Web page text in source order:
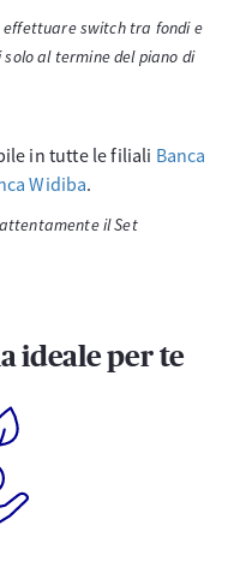
effettuare switch tra fondi e
al termine del piano di
in tutte le filiali Banca
Widiba.
il Set
ideale per te